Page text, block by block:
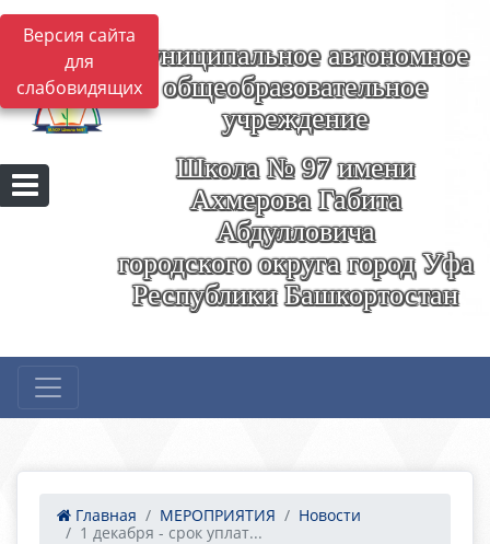
Версия сайта
для
слабовидящих
Муниципальное автономное
общеобразовательное
учреждение
Школа № 97 имени
Ахмерова Габита
Абдулловича
городского округа город Уфа
Республики Башкортостан
Главная МЕРОПРИЯТИЯ
Новости
1 декабря - срок уплат...